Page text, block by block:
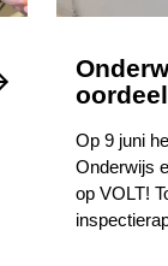
Op 9 juni
Onderwijs
op VOLT!